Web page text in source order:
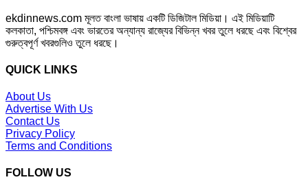
ekdinnews.com মূলত বাংলা ভাষায় একটি ডিজিটাল মিডিয়া। এই মিডিয়াটি
কলকাতা, পশ্চিমবঙ্গ এবং ভারতের অন্যান্য রাজ্যের বিভিন্ন খবর তুলে ধরছে এবং বিশ্বের
গুরুত্বপূর্ণ খবরগুলিও তুলে ধরছে।
QUICK LINKS
About Us
Advertise With Us
Contact Us
Privacy Policy
Terms and Conditions
FOLLOW US